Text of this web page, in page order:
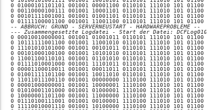
-- ABBRUCH: GRUND - SERVERNEUSTART - HARDWAREPROBLEME --
--- Zusammengesetzte Logdatei - Start der Datei: